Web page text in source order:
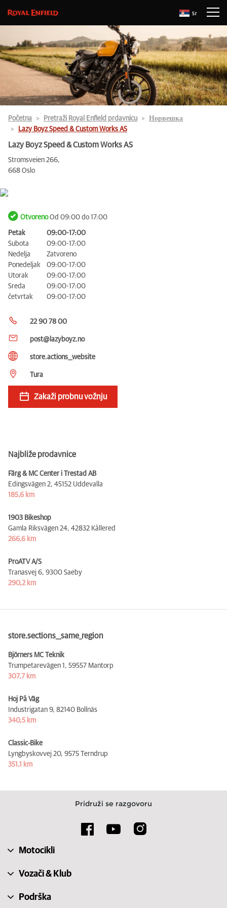
Sr
Početna Pretraži Royal Enfield prdavnicu
Норвешка
Lazy Boyz Speed & Custom Works AS
Lazy Boyz Speed & Custom Works AS
Stromsveien 266,
668 Oslo
OtvorenoOd 09:00 do 17:00
Petak
09:00-17:00
Subota
09:00-17:00
Nedelja
Zatvoreno
Ponedeljak
09:00-17:00
Utorak
09:00-17:00
Sreda
09:00-17:00
četvrtak
09:00-17:00
22 90 78 00
post@lazyboyz.no
store.actions__website
Tura
Zakaži probnu vožnju
Najbliže prodavnice
Färg & MC Center i Trestad AB
Edingsvägen 2, 45152 Uddevalla
185,6 km
1903 Bikeshop
Gamla Riksvägen 24, 42832 Kållered
266,6 km
ProATV A/S
Tranasvej 6, 9300 Saeby
290,2 km
store.sections__same_region
Björners MC Teknik
Trumpetarevägen 1, 59557 Mantorp
307,7 km
Hoj På Väg
Industrigatan 9, 82140 Bollnäs
340,5 km
Classic-Bike
Lyngbyskovvej 20, 9575 Terndrup
351,1 km
Pridruži se razgovoru
Motocikli
Vozači & Klub
Podrška